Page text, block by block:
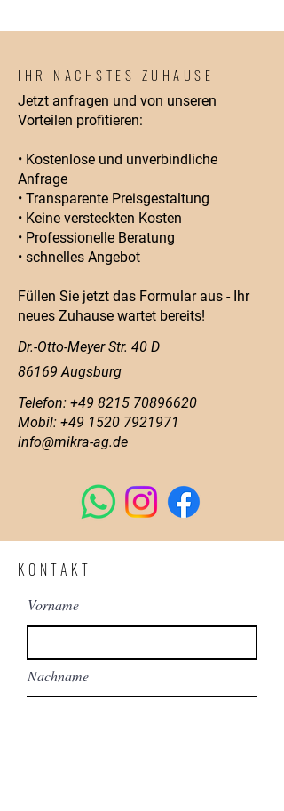
IHR NÄCHSTES ZUHAUSE
Jetzt anfragen und von unseren
Vorteilen profitieren:
• Kostenlose und unverbindliche
Anfrage
• Transparente Preisgestaltung
• Keine versteckten Kosten
• Professionelle Beratung
• schnelles Angebot
Füllen Sie jetzt das Formular aus - Ihr
neues Zuhause wartet bereits!
Dr.-Otto-Meyer Str. 40 D
86169 Augsburg
Telefon: +49 8215 70896620
Mobil: +49 1520 7921971
info@mikra-ag.de
KONTAKT
Vorname
Nachname